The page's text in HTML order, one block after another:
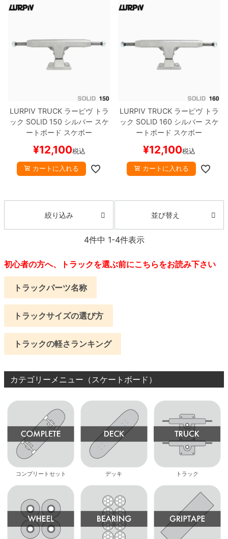
LURPIV TRUCKラーピヴトラ
ック SOLID150 シルバー スケ
ートボード スケボー
¥12,100税込
カートに入れる
LURPIV TRUCKラーピヴトラ
ック SOLID160 シルバー スケ
ートボード スケボー
¥12,100税込
カートに入れる
絞り込み 並び替え
4件中 1-4件表示
初心者の方へ、トラックを選ぶ前にこちらをお読み下さい
トラックパーツ名称
トラックサイズの選び方
トラックの軽さランキング
カテゴリーメニュー（スケートボード）
コンプリートセット デッキ トラック